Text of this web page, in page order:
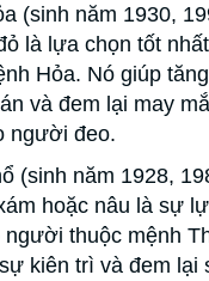
(sinh năm 1930,
là lựa chọn tốt
Hỏa. Nó giúp
và đem lại may
người đeo.
(sinh năm 1928,
hoặc nâu là sự
người thuộc mệnh
kiên trì và đem lại